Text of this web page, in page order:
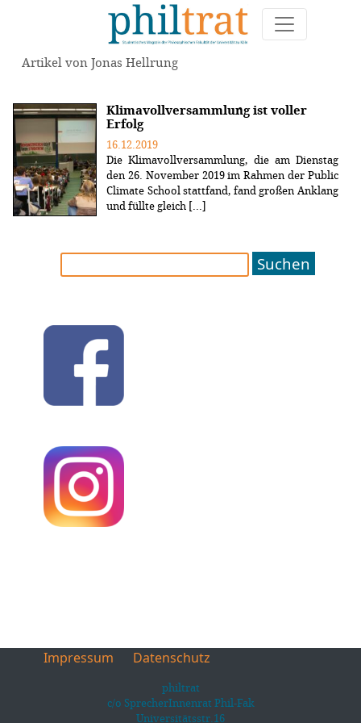
Artikel von Jonas Hellrung
Klimavollversammlung ist voller
Erfolg
16.12.2019
Die Klimavollversammlung, die am Dienstag
den 26. November 2019 im Rahmen der Public
Climate School stattfand, fand großen Anklang
und füllte gleich [...]
Suchen
Impressum Datenschutz
philtrat
c/o SprecherInnenrat Phil-Fak
Universitätsstr.16